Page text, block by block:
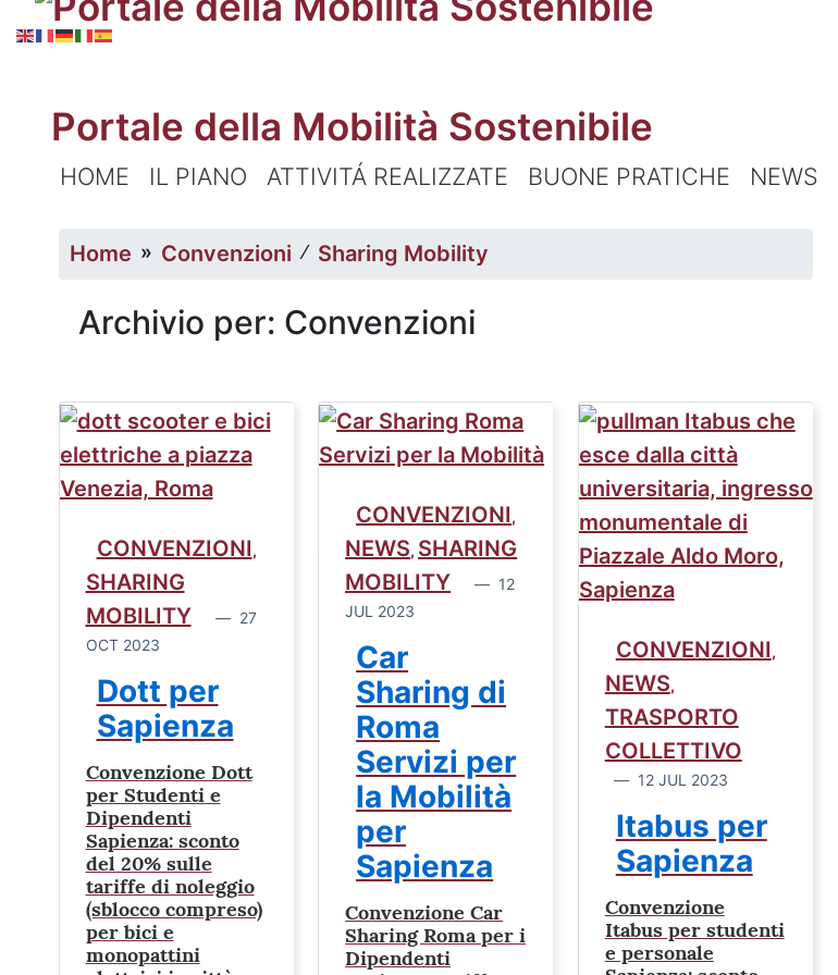
Portale della Mobilità Sostenibile
HOME IL PIANO ATTIVITÁ REALIZZATE BUONE PRATICHE NEWS
Home » Convenzioni ∕ Sharing Mobility
Archivio per: Convenzioni
CONVENZIONI,
SHARING
MOBILITY
27
OCT 2023
Dott per
Sapienza
Convenzione Dott
per Studenti e
Dipendenti
Sapienza: sconto
del 20% sulle
tariffe di noleggio
(sblocco compreso)
per bici e
monopattini
CONVENZIONI,
NEWS, SHARING
MOBILITY
12
JUL 2023
Car
Sharing di
Roma
Servizi per
la Mobilità
per
Sapienza
Convenzione Car
Sharing Roma per i
Dipendenti
CONVENZIONI,
NEWS,
TRASPORTO
COLLETTIVO
12 JUL 2023
Itabus per
Sapienza
Convenzione
Itabus per studenti
e personale